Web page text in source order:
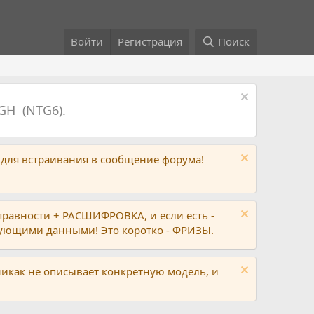
Войти Регистрация Поиск
(NTG6).
встраивания в сообщение форума!
+ РАСШИФРОВКА, и если есть -
данными! Это коротко - ФРИЗЫ.
не описывает конкретную модель, и